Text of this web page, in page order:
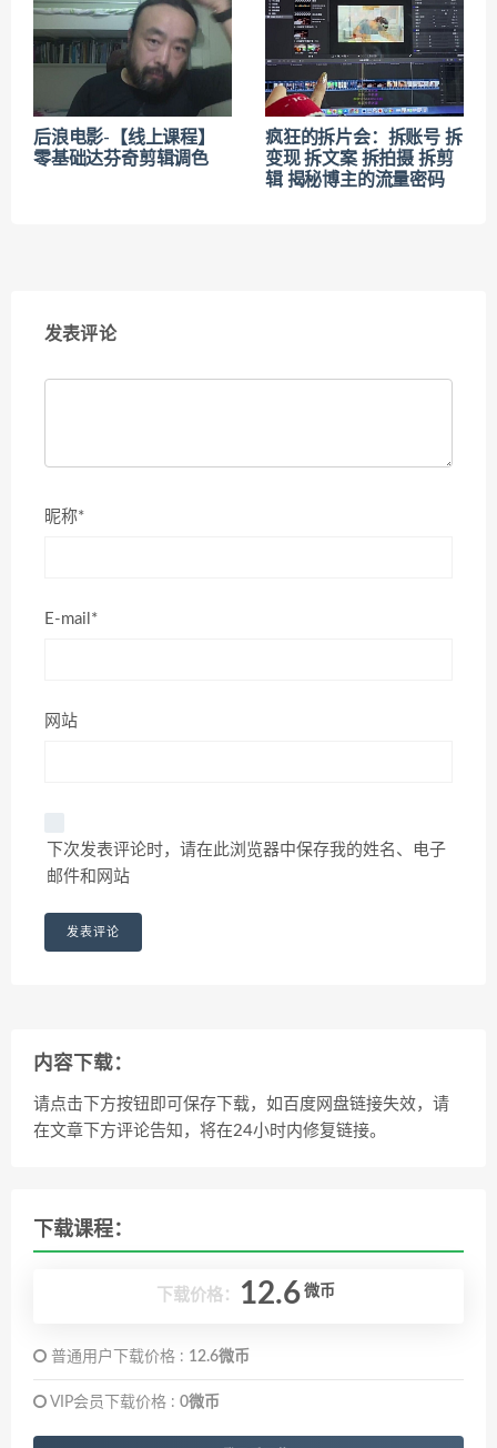
后浪电影-【线上课程】
零基础达芬奇剪辑调色
疯狂的拆片会：拆账号 拆
变现 拆文案 拆拍摄 拆剪
辑 揭秘博主的流量密码
发表评论
昵称*
E-mail*
网站
下次发表评论时，请在此浏览器中保存我的姓名、电子
邮件和网站
内容下载：
请点击下方按钮即可保存下载，如百度网盘链接失效，请
在文章下方评论告知，将在24小时内修复链接。
下载课程：
下载价格： 12.6 微币
普通用户下载价格 : 12.6微币
VIP会员下载价格 : 0微币